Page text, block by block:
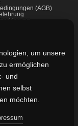
(AGB)
um unsere
ermöglichen
und
selbst
möchten.